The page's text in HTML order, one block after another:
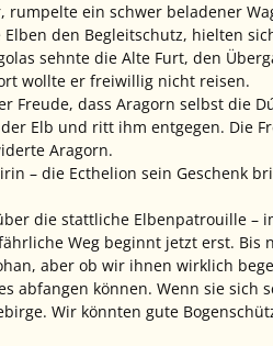
rumpelte ein schwer beladener
den Begleitschutz, hielten
sehnte die Alte Furt, den
wollte er freiwillig nicht reisen.
Freude, dass Aragorn selbst die
Elb und ritt ihm entgegen. Die
Aragorn.
– die Ecthelion sein Geschenk
die stattliche Elbenpatrouille –
Weg beginnt jetzt erst.
aber ob wir ihnen wirklich
abfangen können. Wenn sie
Wir könnten gute